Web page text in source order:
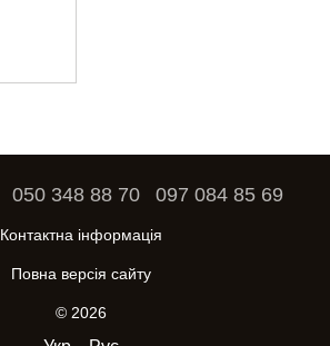
050 348 88 70 097 084 85 69
Контактна інформація
Повна версія сайту
© 2026